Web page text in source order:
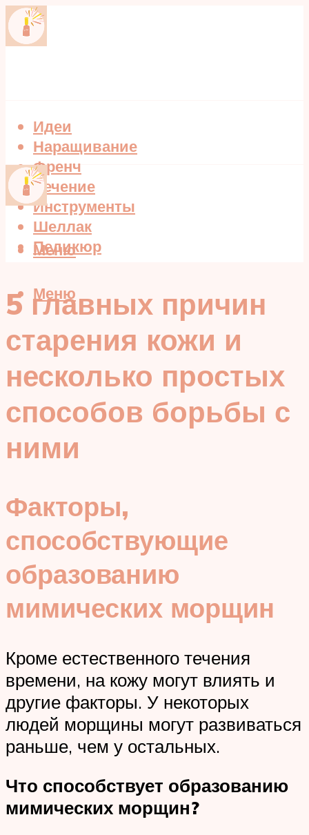
Идеи
Наращивание
Френч
Лечение
Инструменты
Шеллак
Педикюр
Меню
Меню
5 главных причин
старения кожи и
несколько простых
способов борьбы с
ними
Факторы,
способствующие
образованию
мимических морщин
Кроме естественного течения
времени, на кожу могут влиять и
другие факторы. У некоторых
людей морщины могут развиваться
раньше, чем у остальных.
Что способствует образованию
мимических морщин?